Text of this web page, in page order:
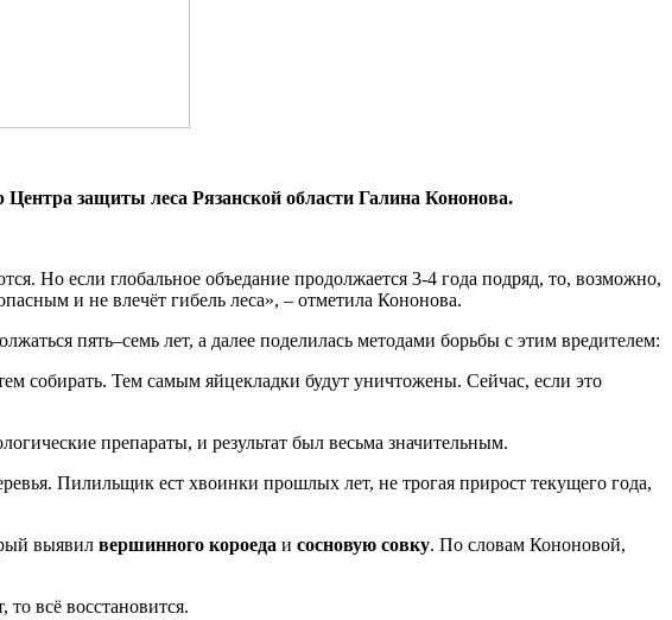
Центра защиты леса Рязанской области Галина Кононова.
Но если глобальное объедание продолжается 3-4 года подряд, то, возможно,
и не влечёт гибель леса», – отметила Кононова.
пять–семь лет, а далее поделилась методами борьбы с этим вредителем:
собирать. Тем самым яйцекладки будут уничтожены. Сейчас, если это
препараты, и результат был весьма значительным.
Пилильщик ест хвоинки прошлых лет, не трогая прирост текущего года,
выявил вершинного короеда и сосновую совку. По словам Кононовой,
всё восстановится.